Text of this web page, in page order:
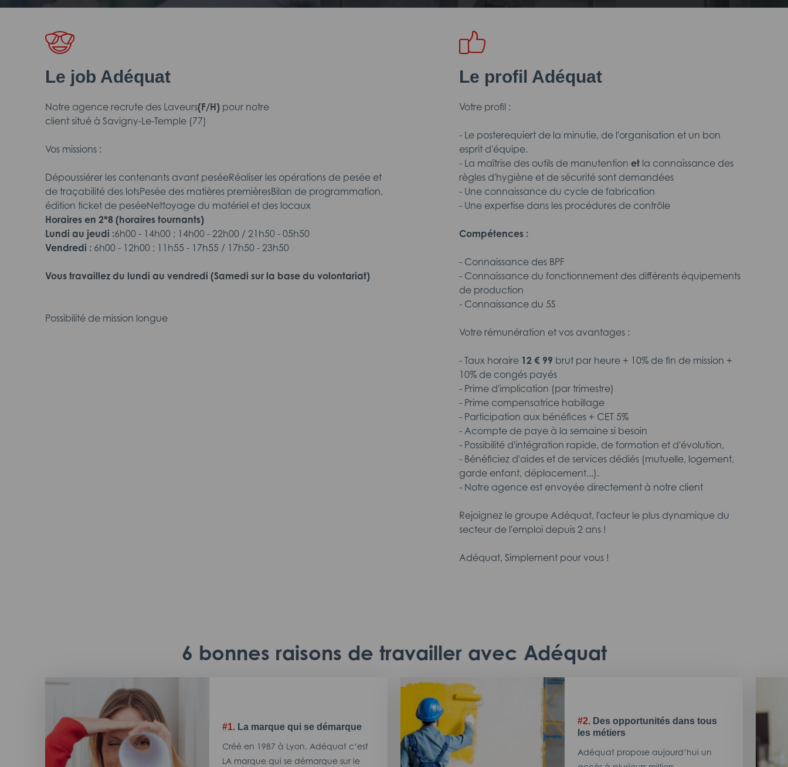
Le job Adéquat
Notre agence recrute des Laveurs(F/H) pour notre
client situé à Savigny-Le-Temple (77)
Vos missions :
Dépoussiérer les contenants avant peséeRéaliser les opérations de pesée et
de traçabilité des lotsPesée des matières premièresBilan de programmation,
édition ticket de peséeNettoyage du matériel et des locaux
Horaires en 2*8 (horaires tournants)
Lundi au jeudi :6h00 - 14h00 ; 14h00 - 22h00 / 21h50 - 05h50
Vendredi : 6h00 - 12h00 ; 11h55 - 17h55 / 17h50 - 23h50
Vous travaillez du lundi au vendredi (Samedi sur la base du volontariat)
Possibilité de mission longue
Le profil Adéquat
Votre profil :
- Le posterequiert de la minutie, de l'organisation et un bon
esprit d'équipe.
- La maîtrise des outils de manutention etla connaissance des
règles d'hygiène et de sécurité sont demandées
- Une connaissance du cycle de fabrication
- Une expertise dans les procédures de contrôle
Compétences :
- Connaissance des BPF
- Connaissance du fonctionnement des différents équipements
de production
- Connaissance du 5S
Votre rémunération et vos avantages :
- Taux horaire 12 € 99 brut par heure + 10% de fin de mission +
10% de congés payés
- Prime d'implication (par trimestre)
- Prime compensatrice habillage
- Participation aux bénéfices + CET 5%
- Acompte de paye à la semaine si besoin
- Possibilité d'intégration rapide, de formation et d'évolution,
- Bénéficiez d'aides et de services dédiés (mutuelle, logement,
garde enfant, déplacement...).
- Notre agence est envoyée directement à notre client
Rejoignez le groupe Adéquat, l'acteur le plus dynamique du
secteur de l'emploi depuis 2 ans !
Adéquat, Simplement pour vous !
6 bonnes raisons de travailler avec Adéquat
#1. La marque qui se démarque
Créé en 1987 à Lyon, Adéquat c’est
LA marque qui se démarque sur le
#2. Des opportunités dans tous
les métiers
Adéquat propose aujourd’hui un